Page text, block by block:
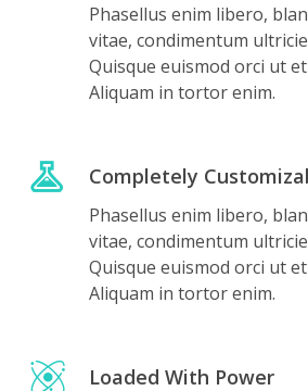
Phasellus enim libero,
vitae, condimentum
Quisque euismod orci ut
Aliquam in tortor enim.
Completely
Phasellus enim libero,
vitae, condimentum
Quisque euismod orci ut
Aliquam in tortor enim.
Loaded With Power